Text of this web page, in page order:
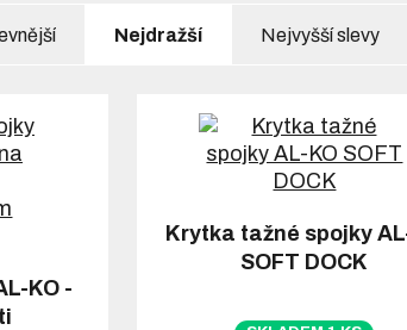
Nejdražší Nejvyšší slevy
KO -
Krytka tažné spojky
SOFT DOCK